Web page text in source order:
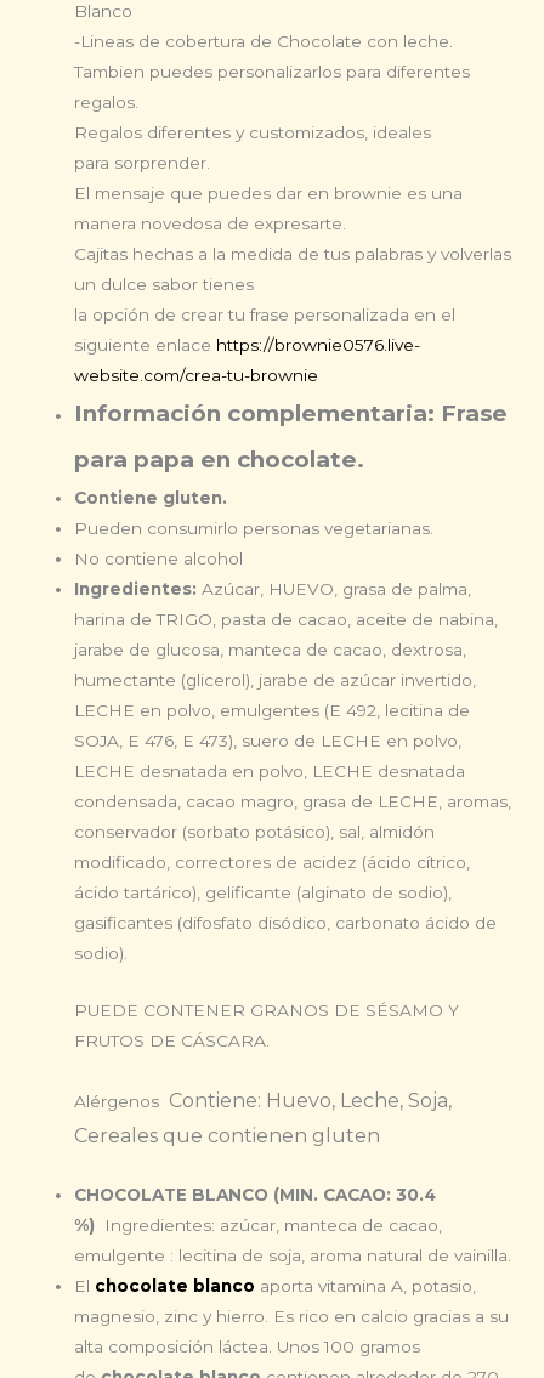
Blanco
-Lineas de cobertura de Chocolate con leche.
Tambien puedes personalizarlos para diferentes
regalos.
Regalos diferentes y customizados, ideales
para sorprender.
El mensaje que puedes dar en brownie es una
manera novedosa de expresarte.
Cajitas hechas a la medida de tus palabras y volverlas
un dulce sabor tienes
la opción de crear tu frase personalizada en el
siguiente enlace https://brownie0576.live-
website.com/crea-tu-brownie
Información complementaria: Frase
para papa en chocolate.
Contiene gluten.
Pueden consumirlo personas vegetarianas.
No contiene alcohol
Ingredientes: Azúcar, HUEVO, grasa de palma,
harina de TRIGO, pasta de cacao, aceite de nabina,
jarabe de glucosa, manteca de cacao, dextrosa,
humectante (glicerol), jarabe de azúcar invertido,
LECHE en polvo, emulgentes (E 492, lecitina de
SOJA, E 476, E 473), suero de LECHE en polvo,
LECHE desnatada en polvo, LECHE desnatada
condensada, cacao magro, grasa de LECHE, aromas,
conservador (sorbato potásico), sal, almidón
modificado, correctores de acidez (ácido cítrico,
ácido tartárico), gelificante (alginato de sodio),
gasificantes (difosfato disódico, carbonato ácido de
sodio).
PUEDE CONTENER GRANOS DE SÉSAMO Y
FRUTOS DE CÁSCARA.
Alérgenos Contiene: Huevo, Leche, Soja,
Cereales que contienen gluten
CHOCOLATE BLANCO (MIN. CACAO: 30.4
%)
Ingredientes: azúcar, manteca de cacao,
emulgente : lecitina de soja, aroma natural de vainilla.
El chocolate blanco aporta vitamina A, potasio,
magnesio, zinc y hierro. Es rico en calcio gracias a su
alta composición láctea. Unos 100 gramos